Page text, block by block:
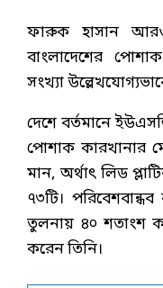
ফারুক হাসান
বাংলাদেশের
সংখ্যা
দেশে বর্তমানে
পোশাক কারখানার
মান, অর্থাৎ লিড
৭৩টি।
তুলনায় ৪০ শতাংশ
করেন তিনি।